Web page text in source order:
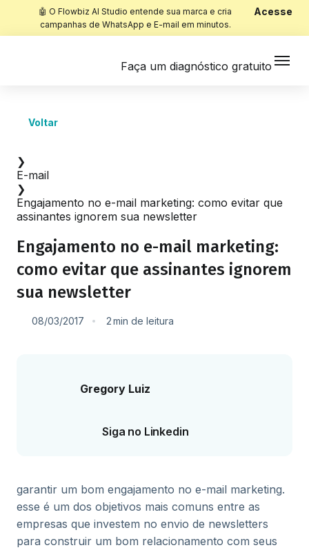
🤖 O Flowbiz AI Studio entende sua marca e cria
campanhas de WhatsApp e E-mail em minutos.
Acesse
Faça um diagnóstico gratuito
Voltar
❯
E-mail
❯
Engajamento no e-mail marketing: como evitar que
assinantes ignorem sua newsletter
Engajamento no e-mail marketing:
como evitar que assinantes ignorem
sua newsletter
08/03/2017 2min de leitura
Gregory Luiz
Siga no Linkedin
garantir um bom engajamento no e-mail marketing.
esse é um dos objetivos mais comuns entre as
empresas que investem no envio de newsletters
para construir um bom relacionamento com seus